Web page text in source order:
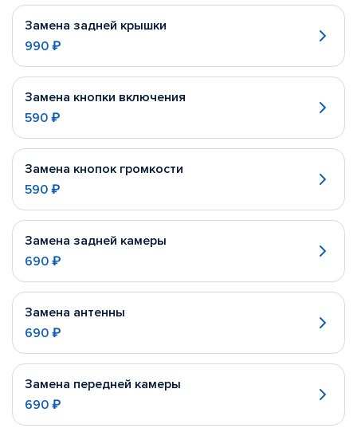
Замена задней крышки
990 ₽
Замена кнопки включения
590 ₽
Замена кнопок громкости
590 ₽
Замена задней камеры
690 ₽
Замена антенны
690 ₽
Замена передней камеры
690 ₽